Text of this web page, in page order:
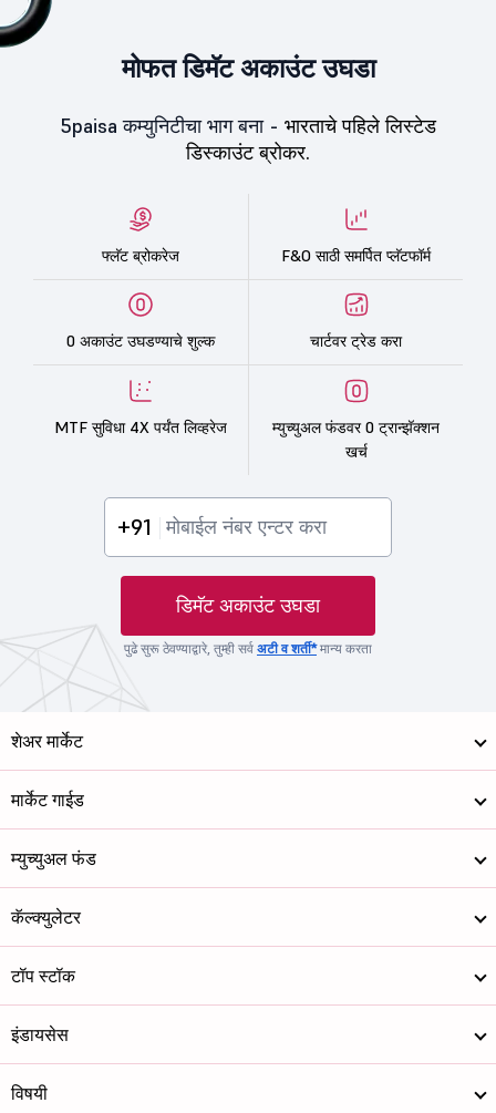
मोफत डिमॅट अकाउंट उघडा
5paisa कम्युनिटीचा भाग बना - भारताचे पहिले लिस्टेड
डिस्काउंट ब्रोकर.
फ्लॅट ब्रोकरेज F&O साठी समर्पित प्लॅटफॉर्म
0 अकाउंट उघडण्याचे शुल्क चार्टवर ट्रेड करा
MTF सुविधा 4X पर्यंत लिव्हरेज
म्युच्युअल फंडवर 0 ट्रान्झॅक्शन
खर्च
+91
डिमॅट अकाउंट उघडा
पुढे सुरू ठेवण्याद्वारे, तुम्ही सर्व अटी व शर्ती*मान्य करता
शेअर मार्केट
मार्केट गाईड
म्युच्युअल फंड
कॅल्क्युलेटर
टॉप स्टॉक
इंडायसेस
विषयी